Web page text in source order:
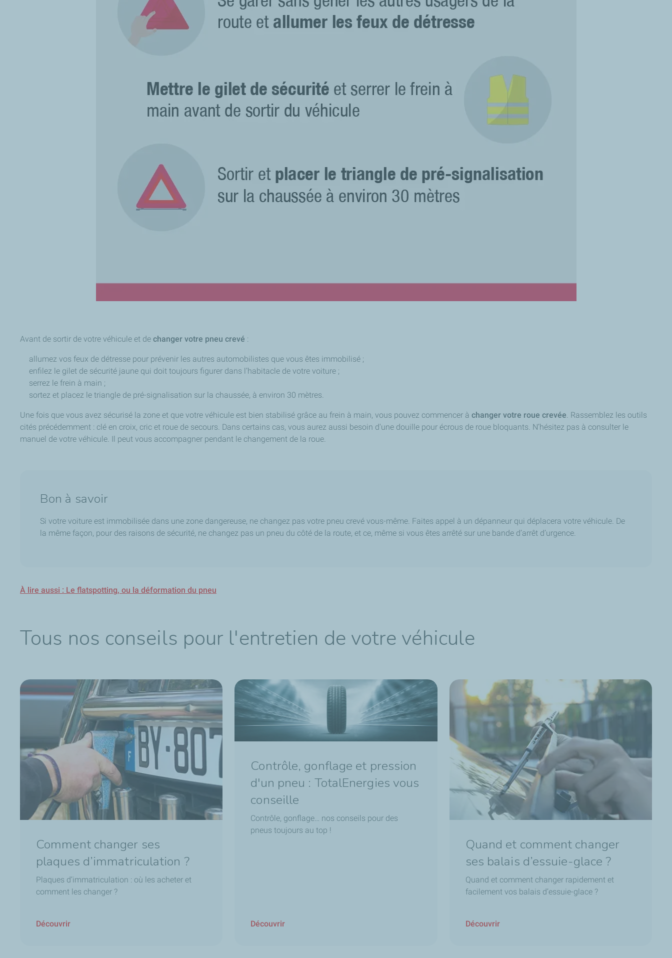
Avant de sortir de votre véhicule et de changer votre pneu crevé :
allumez vos feux de détresse pour prévenir les autres automobilistes que vous êtes immobilisé ;
enfilez le gilet de sécurité jaune qui doit toujours figurer dans l’habitacle de votre voiture ;
serrez le frein à main ;
sortez et placez le triangle de pré-signalisation sur la chaussée, à environ 30 mètres.
Une fois que vous avez sécurisé la zone et que votre véhicule est bien stabilisé grâce au frein à main, vous pouvez commencer à changer votre roue crevée . Rassemblez les outils
cités précédemment : clé en croix, cric et roue de secours. Dans certains cas, vous aurez aussi besoin d'une douille pour écrous de roue bloquants. N’hésitez pas à consulter le
manuel de votre véhicule. Il peut vous accompagner pendant le changement de la roue.
Bon à savoir
Si votre voiture est immobilisée dans une zone dangereuse, ne changez pas votre pneu crevé vous-même. Faites appel à un dépanneur qui déplacera votre véhicule. De
la même façon, pour des raisons de sécurité, ne changez pas un pneu du côté de la route, et ce, même si vous êtes arrêté sur une bande d’arrêt d’urgence.
À lire aussi : Le flatspotting, ou la déformation du pneu
Tous nos conseils pour l'entretien de votre véhicule
Comment changer ses
plaques d’immatriculation ?
Plaques d’immatriculation : où les acheter et
comment les changer ?
Découvrir
Contrôle, gonflage et pression
d'un pneu : TotalEnergies vous
conseille
Contrôle, gonflage… nos conseils pour des
pneus toujours au top !
Découvrir
Quand et comment changer
ses balais d’essuie-glace ?
Quand et comment changer rapidement et
facilement vos balais d’essuie-glace ?
Découvrir